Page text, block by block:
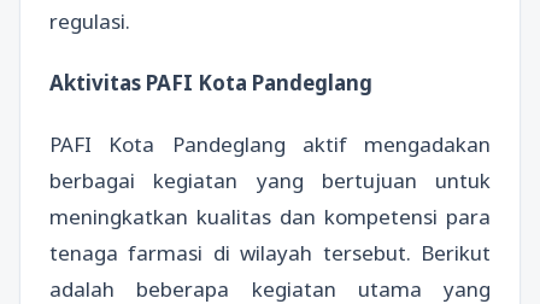
regulasi.
Aktivitas PAFI Kota Pandeglang
PAFI Kota Pandeglang aktif mengadakan
berbagai kegiatan yang bertujuan untuk
meningkatkan kualitas dan kompetensi para
tenaga farmasi di wilayah tersebut. Berikut
adalah beberapa kegiatan utama yang